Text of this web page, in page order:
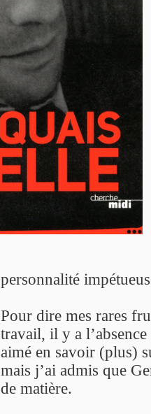
personnalité
Pour dire mes rares
travail, il y a
aimé en savoir (plus)
mais j’ai admis que
de matière.